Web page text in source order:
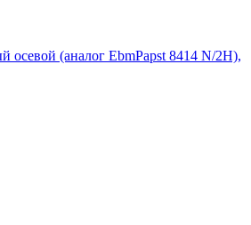
осевой (аналог EbmPapst 8414 N/2H),